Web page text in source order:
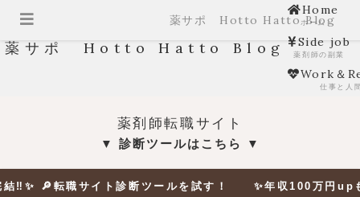
薬サポ Hotto Hatto Blog
Home
ホーム
Side job
薬剤師の副業
Work＆
仕事と人
薬剤師転職サイト
▼ 診断ツールはこちら ▼
転職サイト診断ツールを試す！ ✨年収100万円upも夢じ
薬サポ Hotto Hatto Blog